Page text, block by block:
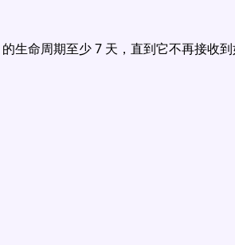
的生命周期至少 7 天，直到它不再接收到